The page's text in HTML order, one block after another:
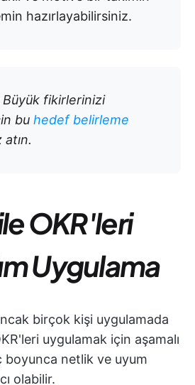
hazırlayabilirsiniz.
Büyük fikirlerinizi
bu hedef belirleme
atın.
OKR'leri
Uygulama
birçok kişi uygulamada
uygulamak için aşamalı
boyunca netlik ve uyum
olabilir.